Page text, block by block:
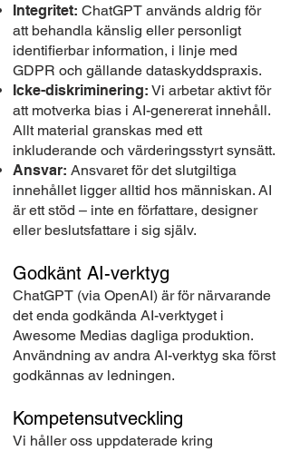
Integritet: ChatGPT används aldrig för
att behandla känslig eller personligt
identifierbar information, i linje med
GDPR och gällande dataskyddspraxis.
Icke-diskriminering: Vi arbetar aktivt för
att motverka bias i AI-genererat innehåll.
Allt material granskas med ett
inkluderande och värderingsstyrt synsätt.
Ansvar: Ansvaret för det slutgiltiga
innehållet ligger alltid hos människan. AI
är ett stöd – inte en författare, designer
eller beslutsfattare i sig själv.
Godkänt AI-verktyg
ChatGPT (via OpenAI) är för närvarande
det enda godkända AI-verktyget i
Awesome Medias dagliga produktion.
Användning av andra AI-verktyg ska först
godkännas av ledningen.
Kompetensutveckling
Vi håller oss uppdaterade kring